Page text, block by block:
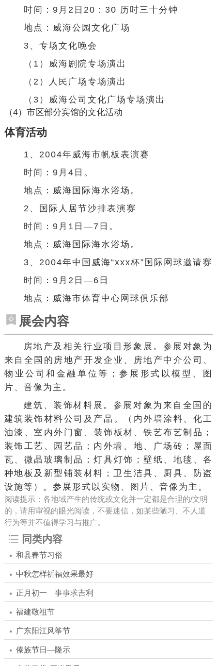
时间：9月2日20：30 历时三十分钟
地点： 威海公园 文化广场
3、专场文化晚会
（1）威海剧院专场演出
（2）
人民广场专场演出
（3）威海公司文化广场专场演出
（4）市区部分宾馆的文化活动
体育活动
1、2004年威海市帆板 表演赛
时间：9月4日。
地点：威海国际海水浴场。
2、国际人居节沙排表演赛
时间：9月1日—7日。
地点：威海国际海水浴场。
3、2004年中国威海“xxx杯”国际网球邀请赛
时间：9月2日—6日
地点：威海市体育中心网球俱乐部
展会内容
房地产及相关行业项目形象展。参展对象为
来自全国的 房地产开发企业 、房地产中介公司、
物业公司和金融单位等；参展形式以模型、图
片、音像为主。
建筑、装饰材料展。参展对象为来自全国的
建筑装饰材料公司及产品。（内外墙涂料、化工
油漆、室内外门窗、 装饰板材 、铁艺布艺制品；
装饰工艺、园艺品；内外墙、地、广场砖；屋面
瓦、 微晶玻璃制品；灯具灯饰；壁纸、地毯、各
种地板及新型铺装材料；卫生洁具、厨具、防盗
设施等）。参展形式以实物、图片、音像为主。
阅读提示：各地域产生的传统或文化并一定都是合理的/文明
的，请用审视的眼光阅读，不要迷信，如某些陋习、不人道
行为等并不值得学习与推广。
同类内容
和县春节习俗
中秋怎样祈福效果最好
正月初一 事事求吉利
福建敬祖节
广东阳江风筝节
傣族节日—隆示